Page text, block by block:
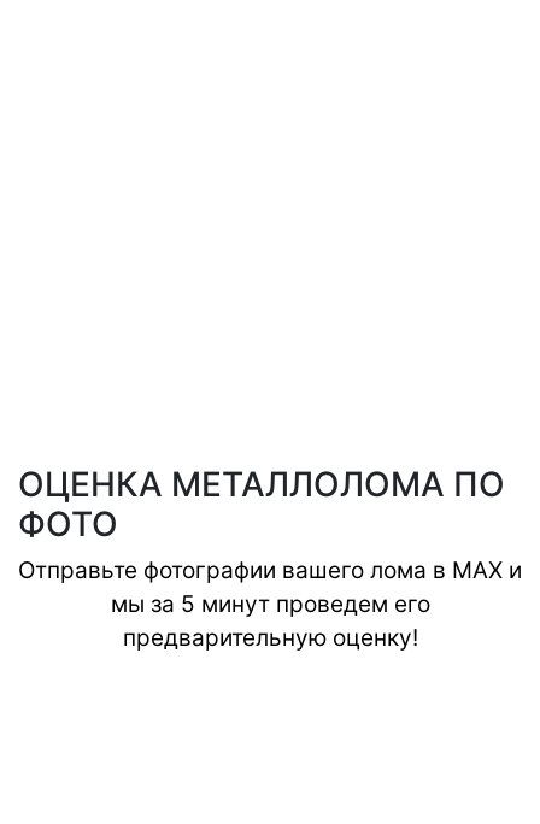
ОЦЕНКА МЕТАЛЛОЛОМА ПО
ФОТО
Отправьте фотографии вашего лома в MAX и
мы за 5 минут проведем его
предварительную оценку!